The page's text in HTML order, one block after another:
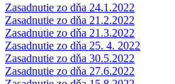
Zasadnutie zo dňa 24.1.2022
Zasadnutie zo dňa 21.2.2022
Zasadnutie zo dňa 21.3.2022
Zasadnutie zo dňa 25. 4. 2022
Zasadnutie zo dňa 30.5.2022
Zasadnutie zo dňa 27.6.2022